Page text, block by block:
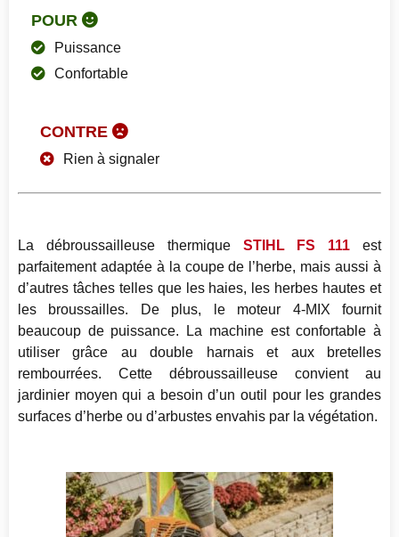
POUR
Puissance
Confortable
CONTRE
Rien à signaler
La débroussailleuse thermique STIHL FS 111 est
parfaitement adaptée à la coupe de l’herbe, mais aussi à
d’autres tâches telles que les haies, les herbes hautes et
les broussailles. De plus, le moteur 4-MIX fournit
beaucoup de puissance. La machine est confortable à
utiliser grâce au double harnais et aux bretelles
rembourrées. Cette débroussailleuse convient au
jardinier moyen qui a besoin d’un outil pour les grandes
surfaces d’herbe ou d’arbustes envahis par la végétation.